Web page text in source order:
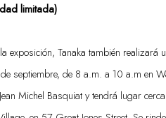
limitada)
exposición, Tanaka también realizará
septiembre, de 8 a.m. a 10 a.m en
Michel Basquiat y tendrá lugar